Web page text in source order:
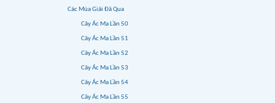
Các Mùa Giải Đã Qua
Cây Ác Ma Lần 50
Cây Ác Ma Lần 51
Cây Ác Ma Lần 52
Cây Ác Ma Lần 53
Cây Ác Ma Lần 54
Cây Ác Ma Lần 55